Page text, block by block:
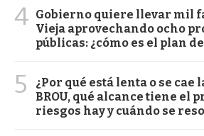
4 Gobierno quiere llevar mil
Vieja aprovechando ocho
públicas: ¿cómo es el plan
5
¿Por qué está lenta o se cae
BROU, qué alcance tiene el
riesgos hay y cuándo se